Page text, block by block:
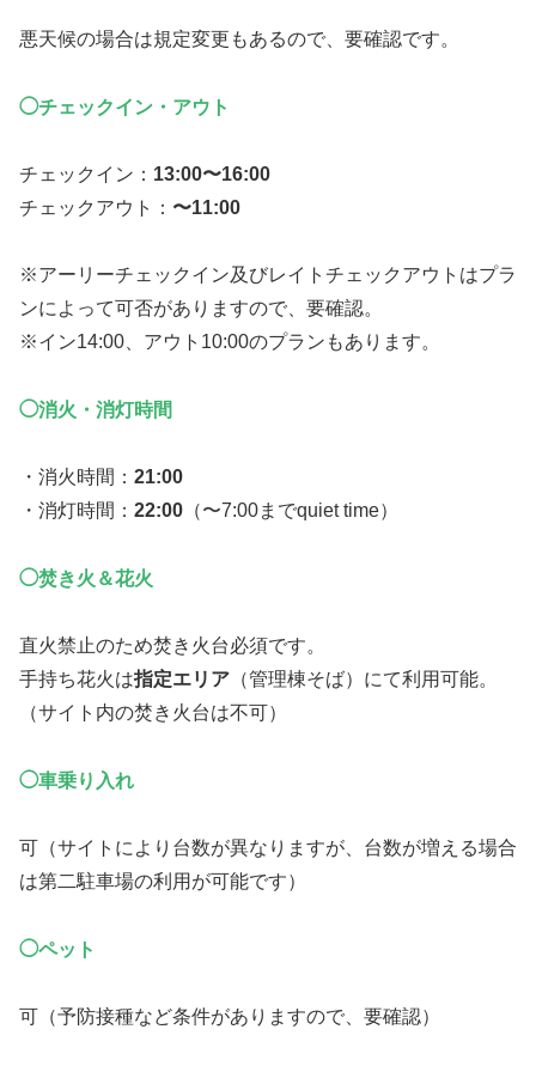
悪天候の場合は規定変更もあるので、要確認です。
◯チェックイン・アウト
チェックイン： 13:00〜16:00
チェックアウト： 〜11:00
※アーリーチェックイン及びレイトチェックアウトはプラ
ンによって可否がありますので、要確認。
※イン14:00、アウト10:00のプランもあります。
◯消火・消灯時間
・消火時間： 21:00
・消灯時間： 22:00 （〜7:00までquiet time）
◯焚き火＆花火
直火禁止のため焚き火台必須です。
手持ち花火は指定エリア （管理棟そば）にて利用可能。
（サイト内の焚き火台は不可）
◯車乗り入れ
可（サイトにより台数が異なりますが、台数が増える場合
は第二駐車場の利用が可能です）
◯ペット
可（予防接種など条件がありますので、要確認）